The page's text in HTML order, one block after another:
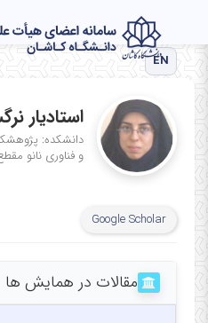
EN
استادیار
دانشکده:
و فناوری نانو
Google Scholar
مقالات در همایش ها